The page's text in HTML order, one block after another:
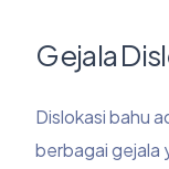
Gejala
Dislokasi bahu
berbagai gejala